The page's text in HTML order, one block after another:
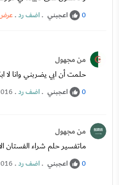
0 اعجبني .اضف رد.عرض
من مجهول
حلمت أن ابي يضربني وانا لا
0 اعجبني .اضف رد.
من مجهول
ماتفسير حلم شراء الفستان
0 اعجبني .اضف رد.